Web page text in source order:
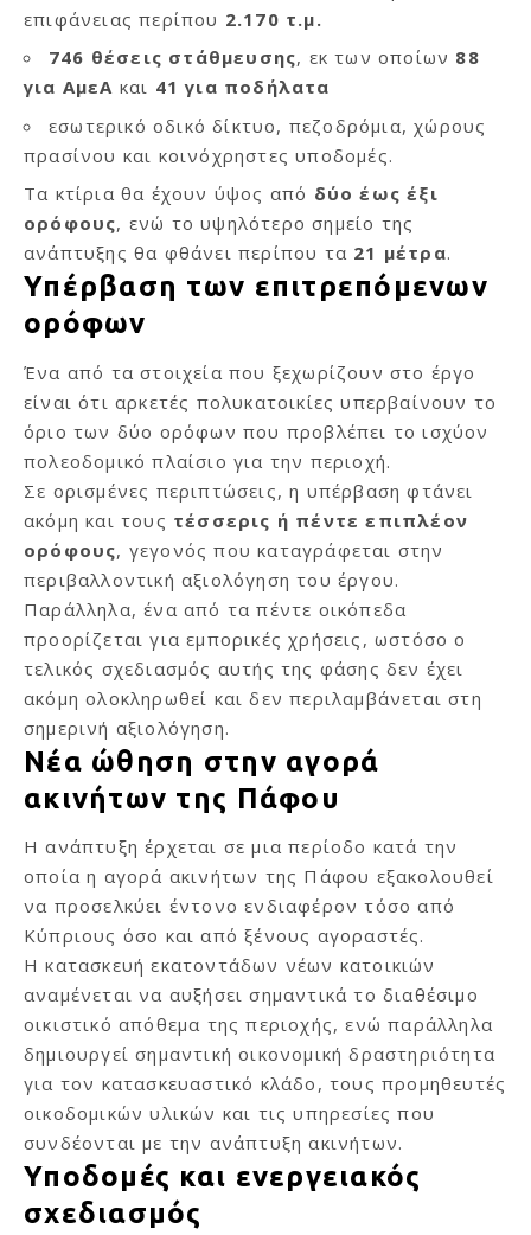
επιφάνειας περίπου 2.170 τ.μ.
746 θέσεις στάθμευσης, εκ των οποίων 88
για ΑμεΑ και 41 για ποδήλατα
εσωτερικό οδικό δίκτυο, πεζοδρόμια, χώρους
πρασίνου και κοινόχρηστες υποδομές.
Τα κτίρια θα έχουν ύψος από δύο έως έξι
ορόφους, ενώ το υψηλότερο σημείο της
ανάπτυξης θα φθάνει περίπου τα 21 μέτρα.
Υπέρβαση των επιτρεπόμενων
ορόφων
Ένα από τα στοιχεία που ξεχωρίζουν στο έργο
είναι ότι αρκετές πολυκατοικίες υπερβαίνουν το
όριο των δύο ορόφων που προβλέπει το ισχύον
πολεοδομικό πλαίσιο για την περιοχή.
Σε ορισμένες περιπτώσεις, η υπέρβαση φτάνει
ακόμη και τους τέσσερις ή πέντε επιπλέον
ορόφους, γεγονός που καταγράφεται στην
περιβαλλοντική αξιολόγηση του έργου.
Παράλληλα, ένα από τα πέντε οικόπεδα
προορίζεται για εμπορικές χρήσεις, ωστόσο ο
τελικός σχεδιασμός αυτής της φάσης δεν έχει
ακόμη ολοκληρωθεί και δεν περιλαμβάνεται στη
σημερινή αξιολόγηση.
Νέα ώθηση στην αγορά
ακινήτων της Πάφου
Η ανάπτυξη έρχεται σε μια περίοδο κατά την
οποία η αγορά ακινήτων της Πάφου εξακολουθεί
να προσελκύει έντονο ενδιαφέρον τόσο από
Κύπριους όσο και από ξένους αγοραστές.
Η κατασκευή εκατοντάδων νέων κατοικιών
αναμένεται να αυξήσει σημαντικά το διαθέσιμο
οικιστικό απόθεμα της περιοχής, ενώ παράλληλα
δημιουργεί σημαντική οικονομική δραστηριότητα
για τον κατασκευαστικό κλάδο, τους προμηθευτές
οικοδομικών υλικών και τις υπηρεσίες που
συνδέονται με την ανάπτυξη ακινήτων.
Υποδομές και ενεργειακός
σχεδιασμός